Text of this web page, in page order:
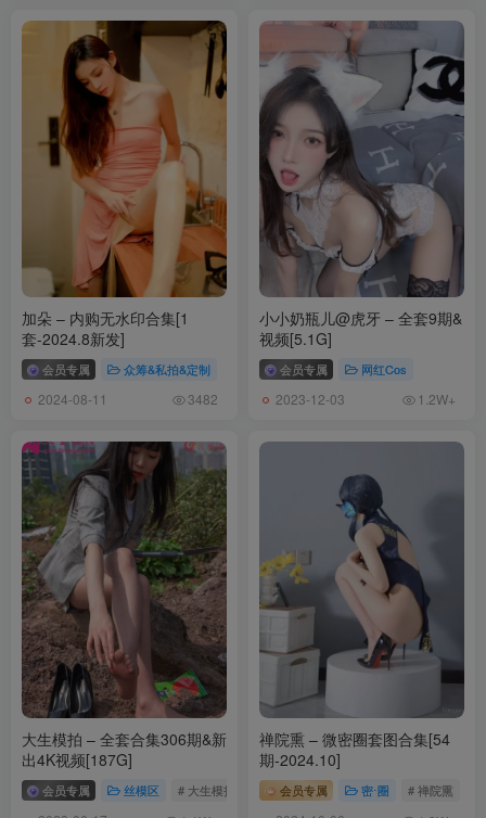
雨波HaneAme – NO.467 2025年09月订阅 崩铁 阿格莱雅 [60P7V-
759MB]
雨波HaneAme – NO.466 2025年09月订阅 德国暮色 [51P12V-
1.37GB]
雨波HaneAme – NO.465 25年08月订阅 棕色尘埃2 伊柯利普斯海边度
假 [60P-385MB]
雨波HaneAme – NO.464 25年08月订阅 棕色尘埃2 墨菲亚兔女郎
[46P-239MB]
雨波HaneAme – NO.463 25年08月订阅 原创 玫瑰刚好绽放 [33P-
214MB]
雨波HaneAme – NO.462 25年08月订阅 Grok AI Ani [23P-121MB]
雨波HaneAme – NO.461 25年08月订阅视频 [17V-183MB]
[8.23]
雨波HaneAme – NO.460 25年07月订阅视频 [19V-2.16GB]
[8.21]
雨波HaneAme – NO.459 2025年03月订阅 (3套)[137P-801.9M]
1.Ogre绘师 圣处理修女 彼得罗涅 [37P]
2.普莉希拉·跋利耶尔 [40P]
3.刀剑神域 亚斯娜 [60P]
[8.6]
雨波HaneAme – NO.458 25年07月订阅 Wuthering Waves Cartethyia
加朵 – 内购无水印合集[1
套-2024.8新发]
会员专属 众筹&私拍&定制
2024-08-11 3482
小小奶瓶儿@虎牙 – 全套9期&
视频[5.1G]
会员专属 网红Cos
2023-12-03 1.2W+
大生模拍 – 全套合集306期&新
出4K视频[187G]
会员专属 丝模区 # 大生模拍
禅院熏 – 微密圈套图合集[54
期-2024.10]
会员专属 密⋅圈 # 禅院熏